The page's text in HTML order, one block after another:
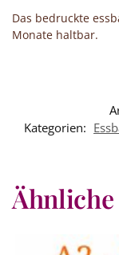
Das bedruckte
Monate haltbar.
Kategorien: